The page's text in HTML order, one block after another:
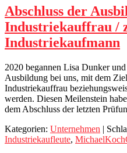
der
zur
/
Abschluss der
Industriekauffrau /
Industriekaufmann
2020 begannen Lisa Dunker
Ausbildung bei uns, mit dem
Industriekauffrau
werden. Diesen Meilenstein
dem Abschluss der letzten
Kategorien: Unternehmen |
Industriekaufleute,